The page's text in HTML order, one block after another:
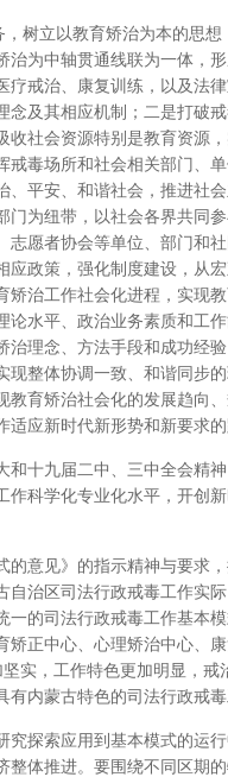
树立以教育矫治为本的思想
为中轴贯通线联为一体，
戒治、康复训练，以及法律
及其相应机制；二是打破
社会资源特别是教育资源
毒场所和社会相关部门、
、平安、和谐社会，推进社
为纽带，以社会各界共同
愿者协会等单位、部门和
政策，强化制度建设，从
治工作社会化进程，实现
水平、政治业务素质和工
理念、方法手段和成功经
整体协调一致、和谐同步
教育矫治社会化的发展趋向
应新时代新形势和新要求的
十九届二中、三中全会精
科学化专业化水平，开创
意见》的指示精神与要求
治区司法行政戒毒工作实
的司法行政戒毒工作基本
矫正中心、心理矫治中心、
实，工作特色更加明显，戒
内蒙古特色的司法行政戒毒
探索应用到基本模式的运
体推进。要围绕不同区期